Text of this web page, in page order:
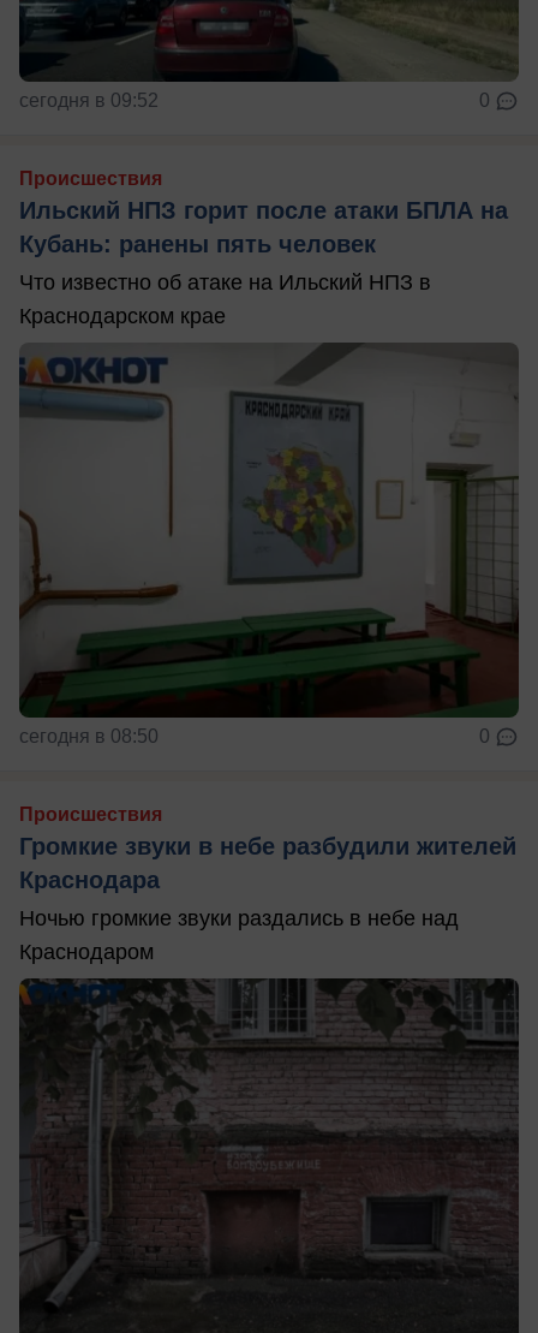
сегодня в 09:52 0
Происшествия
Ильский НПЗ горит после атаки БПЛА на
Кубань: ранены пять человек
Что известно об атаке на Ильский НПЗ в
Краснодарском крае
сегодня в 08:50 0
Происшествия
Громкие звуки в небе разбудили жителей
Краснодара
Ночью громкие звуки раздались в небе над
Краснодаром